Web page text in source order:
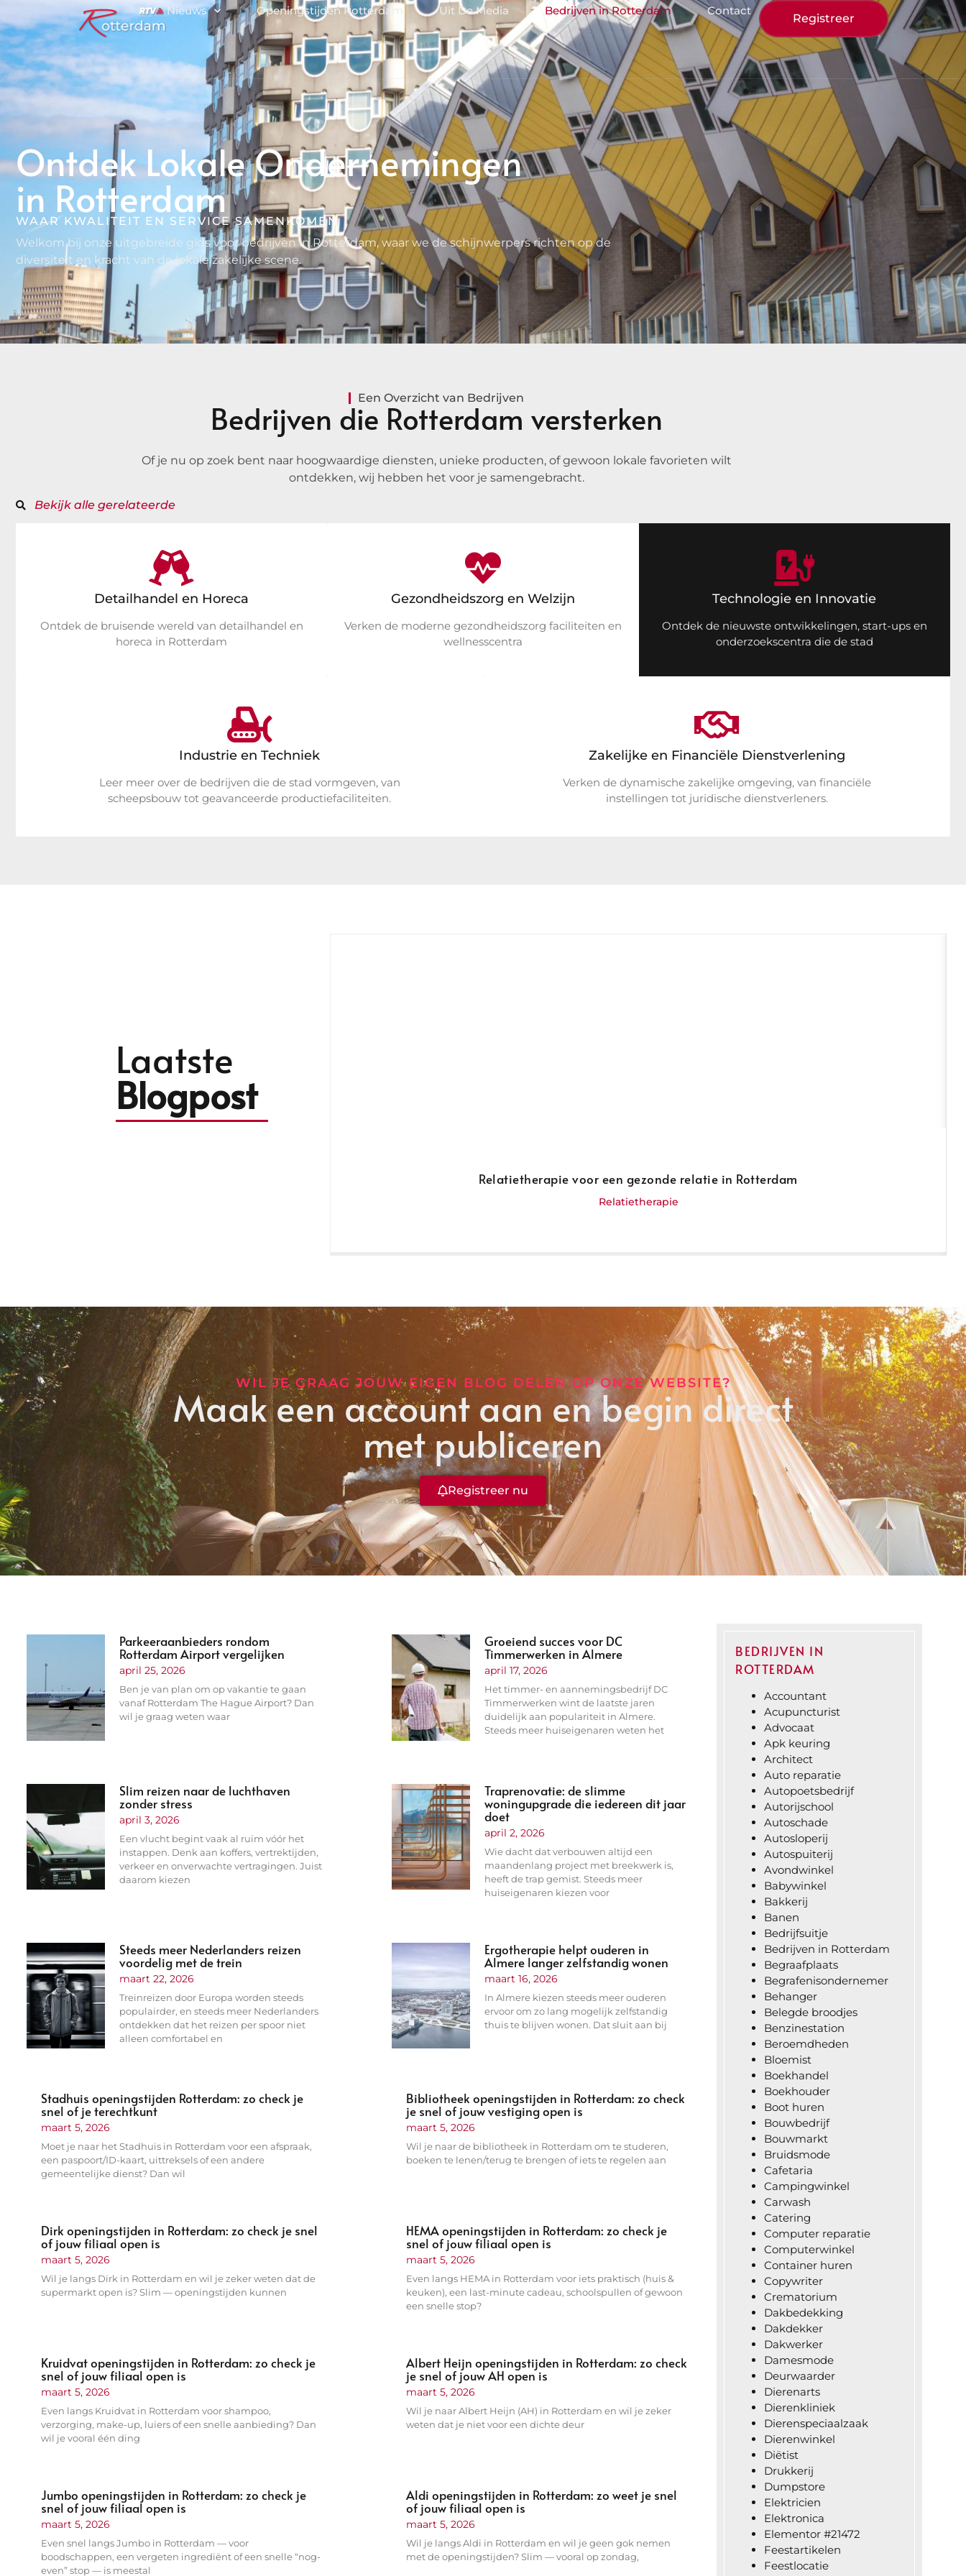
Nieuws Openingstijden Rotterdam Uit De Media Bedrijven in Rotterdam Contact
Registreer
Ontdek Lokale Ondernemingen
in Rotterdam
WAAR KWALITEIT EN SERVICE SAMENKOMEN
Welkom bij onze uitgebreide gids voor bedrijven in Rotterdam, waar we de schijnwerpers richten op de
diversiteit en kracht van de lokale zakelijke scene.
Een Overzicht van Bedrijven
Bedrijven die Rotterdam versterken
Of je nu op zoek bent naar hoogwaardige diensten, unieke producten, of gewoon lokale favorieten wilt
ontdekken, wij hebben het voor je samengebracht.
Bekijk alle gerelateerde
Detailhandel en Horeca
Ontdek de bruisende wereld van detailhandel en
horeca in Rotterdam
Gezondheidszorg en Welzijn
Verken de moderne gezondheidszorg faciliteiten en
wellnesscentra
Technologie en Innovatie
Ontdek de nieuwste ontwikkelingen, start-ups en
onderzoekscentra die de stad
Industrie en Techniek
Leer meer over de bedrijven die de stad vormgeven, van
scheepsbouw tot geavanceerde productiefaciliteiten.
Zakelijke en Financiële Dienstverlening
Verken de dynamische zakelijke omgeving, van financiële
instellingen tot juridische dienstverleners.
Laatste
Blogpost
Relatietherapie voor een gezonde relatie in Rotterdam
Relatietherapie
WIL JE GRAAG JOUW EIGEN BLOG DELEN OP ONZE WEBSITE?
Maak een account aan en begin direct
met publiceren
Registreer nu
Parkeeraanbieders rondom
Rotterdam Airport vergelijken
april 25, 2026
Ben je van plan om op vakantie te gaan
vanaf Rotterdam The Hague Airport? Dan
wil je graag weten waar
Groeiend succes voor DC
Timmerwerken in Almere
april 17, 2026
Het timmer- en aannemingsbedrijf DC
Timmerwerken wint de laatste jaren
duidelijk aan populariteit in Almere.
Steeds meer huiseigenaren weten het
Slim reizen naar de luchthaven
zonder stress
april 3, 2026
Een vlucht begint vaak al ruim vóór het
instappen. Denk aan koffers, vertrektijden,
verkeer en onverwachte vertragingen. Juist
daarom kiezen
Traprenovatie: de slimme
woningupgrade die iedereen dit jaar
doet
april 2, 2026
Wie dacht dat verbouwen altijd een
maandenlang project met breekwerk is,
heeft de trap gemist. Steeds meer
huiseigenaren kiezen voor
Steeds meer Nederlanders reizen
voordelig met de trein
maart 22, 2026
Treinreizen door Europa worden steeds
populairder, en steeds meer Nederlanders
ontdekken dat het reizen per spoor niet
alleen comfortabel en
Ergotherapie helpt ouderen in
Almere langer zelfstandig wonen
maart 16, 2026
In Almere kiezen steeds meer ouderen
ervoor om zo lang mogelijk zelfstandig
thuis te blijven wonen. Dat sluit aan bij
Stadhuis openingstijden Rotterdam: zo check je
snel of je terechtkunt
maart 5, 2026
Moet je naar het Stadhuis in Rotterdam voor een afspraak,
een paspoort/ID-kaart, uittreksels of een andere
gemeentelijke dienst? Dan wil
Bibliotheek openingstijden in Rotterdam: zo check
je snel of jouw vestiging open is
maart 5, 2026
Wil je naar de bibliotheek in Rotterdam om te studeren,
boeken te lenen/terug te brengen of iets te regelen aan
Dirk openingstijden in Rotterdam: zo check je snel
of jouw filiaal open is
maart 5, 2026
Wil je langs Dirk in Rotterdam en wil je zeker weten dat de
supermarkt open is? Slim — openingstijden kunnen
HEMA openingstijden in Rotterdam: zo check je
snel of jouw filiaal open is
maart 5, 2026
Even langs HEMA in Rotterdam voor iets praktisch (huis &
keuken), een last-minute cadeau, schoolspullen of gewoon
een snelle stop?
Kruidvat openingstijden in Rotterdam: zo check je
snel of jouw filiaal open is
maart 5, 2026
Even langs Kruidvat in Rotterdam voor shampoo,
verzorging, make-up, luiers of een snelle aanbieding? Dan
wil je vooral één ding
Albert Heijn openingstijden in Rotterdam: zo check
je snel of jouw AH open is
maart 5, 2026
Wil je naar Albert Heijn (AH) in Rotterdam en wil je zeker
weten dat je niet voor een dichte deur
Jumbo openingstijden in Rotterdam: zo check je
snel of jouw filiaal open is
maart 5, 2026
Even snel langs Jumbo in Rotterdam — voor
boodschappen, een vergeten ingrediënt of een snelle “nog-
even” stop — is meestal
Aldi openingstijden in Rotterdam: zo weet je snel
of jouw filiaal open is
maart 5, 2026
Wil je langs Aldi in Rotterdam en wil je geen gok nemen
met de openingstijden? Slim — vooral op zondag,
BEDRIJVEN IN
ROTTERDAM
Accountant
Acupuncturist
Advocaat
Apk keuring
Architect
Auto reparatie
Autopoetsbedrijf
Autorijschool
Autoschade
Autosloperij
Autospuiterij
Avondwinkel
Babywinkel
Bakkerij
Banen
Bedrijfsuitje
Bedrijven in Rotterdam
Begraafplaats
Begrafenisondernemer
Behanger
Belegde broodjes
Benzinestation
Beroemdheden​
Bloemist
Boekhandel
Boekhouder
Boot huren
Bouwbedrijf
Bouwmarkt
Bruidsmode
Cafetaria
Campingwinkel
Carwash
Catering
Computer reparatie
Computerwinkel
Container huren
Copywriter
Crematorium
Dakbedekking
Dakdekker
Dakwerker
Damesmode
Deurwaarder
Dierenarts
Dierenkliniek
Dierenspeciaalzaak
Dierenwinkel
Diëtist
Drukkerij
Dumpstore
Elektricien
Elektronica
Elementor #21472
Feestartikelen
Feestlocatie